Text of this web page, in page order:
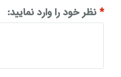
*نظر خود را وارد نمایید: